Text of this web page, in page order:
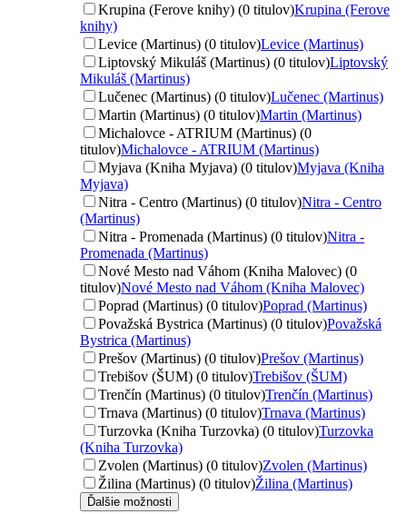
Krupina (Ferove knihy) (0 titulov)Krupina (Ferove
knihy)
Levice (Martinus) (0 titulov)Levice (Martinus)
Liptovský Mikuláš (Martinus) (0 titulov)Liptovský
Mikuláš (Martinus)
Lučenec (Martinus) (0 titulov)Lučenec (Martinus)
Martin (Martinus) (0 titulov)Martin (Martinus)
Michalovce - ATRIUM (Martinus) (0
titulov)Michalovce - ATRIUM (Martinus)
Myjava (Kniha Myjava) (0 titulov)Myjava (Kniha
Myjava)
Nitra - Centro (Martinus) (0 titulov)Nitra - Centro
(Martinus)
Nitra - Promenada (Martinus) (0 titulov)Nitra -
Promenada (Martinus)
Nové Mesto nad Váhom (Kniha Malovec) (0
titulov)Nové Mesto nad Váhom (Kniha Malovec)
Poprad (Martinus) (0 titulov)Poprad (Martinus)
Považská Bystrica (Martinus) (0 titulov)Považská
Bystrica (Martinus)
Prešov (Martinus) (0 titulov)Prešov (Martinus)
Trebišov (ŠUM) (0 titulov)Trebišov (ŠUM)
Trenčín (Martinus) (0 titulov)Trenčín (Martinus)
Trnava (Martinus) (0 titulov)Trnava (Martinus)
Turzovka (Kniha Turzovka) (0 titulov)Turzovka
(Kniha Turzovka)
Zvolen (Martinus) (0 titulov)Zvolen (Martinus)
Žilina (Martinus) (0 titulov)Žilina (Martinus)
Ďalšie možnosti